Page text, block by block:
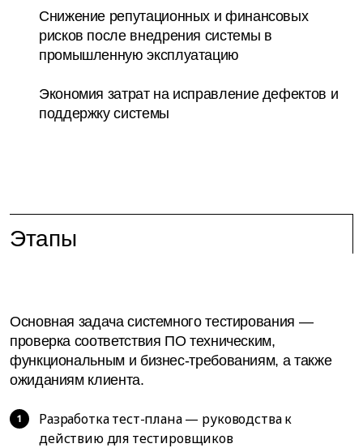
Снижение репутационных и финансовых
рисков после внедрения системы в
промышленную эксплуатацию
Экономия затрат на исправление дефектов и
поддержку системы
Этапы
Основная задача системного тестирования —
проверка соответствия ПО техническим,
функциональным и бизнес-требованиям, а также
ожиданиям клиента.
Разработка тест-плана — руководства к
действию для тестировщиков